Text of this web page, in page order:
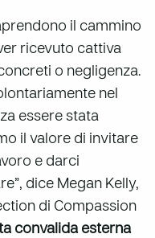
il cammino
ricevuto cattiva
o negligenza.
nel
essere stata
il valore di invitare
e darci
dice Megan Kelly,
di Compassion
convalida esterna